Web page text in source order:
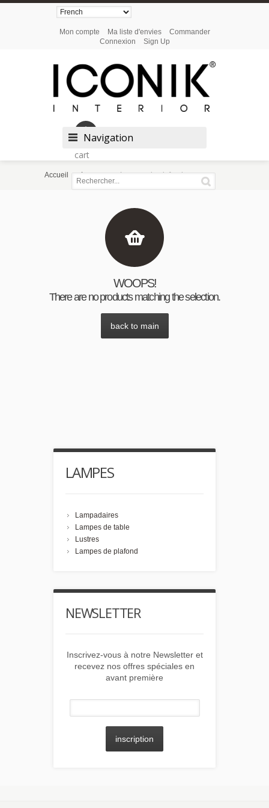
Mon compte Ma liste d'envies
Commander
Connexion
Sign Up
Shopping
cart
Navigation
Accueil Lampes Lampes de plafond
WOOPS!
There are no products matching the selection.
back to main
LAMPES
Lampadaires
Lampes de table
Lustres
Lampes de plafond
NEWSLETTER
Inscrivez-vous à notre Newsletter et
recevez nos offres spéciales en
avant première
inscription